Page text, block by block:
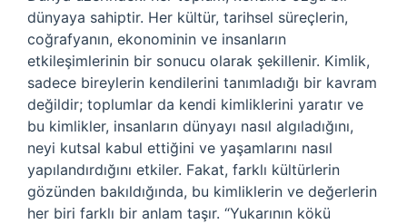
dünyaya sahiptir. Her kültür, tarihsel süreçlerin,
coğrafyanın, ekonominin ve insanların
etkileşimlerinin bir sonucu olarak şekillenir. Kimlik,
sadece bireylerin kendilerini tanımladığı bir kavram
değildir; toplumlar da kendi kimliklerini yaratır ve
bu kimlikler, insanların dünyayı nasıl algıladığını,
neyi kutsal kabul ettiğini ve yaşamlarını nasıl
yapılandırdığını etkiler. Fakat, farklı kültürlerin
gözünden bakıldığında, bu kimliklerin ve değerlerin
her biri farklı bir anlam taşır. “Yukarının kökü